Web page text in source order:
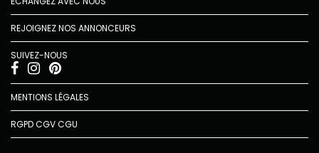
REJOIGNEZ NOS ANNONCEURS
SUIVEZ-NOUS
MENTIONS LÉGALES
RGPDCGVCGU